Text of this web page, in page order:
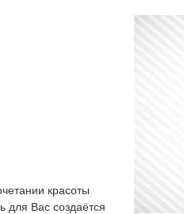
красоты
для Вас создаётся